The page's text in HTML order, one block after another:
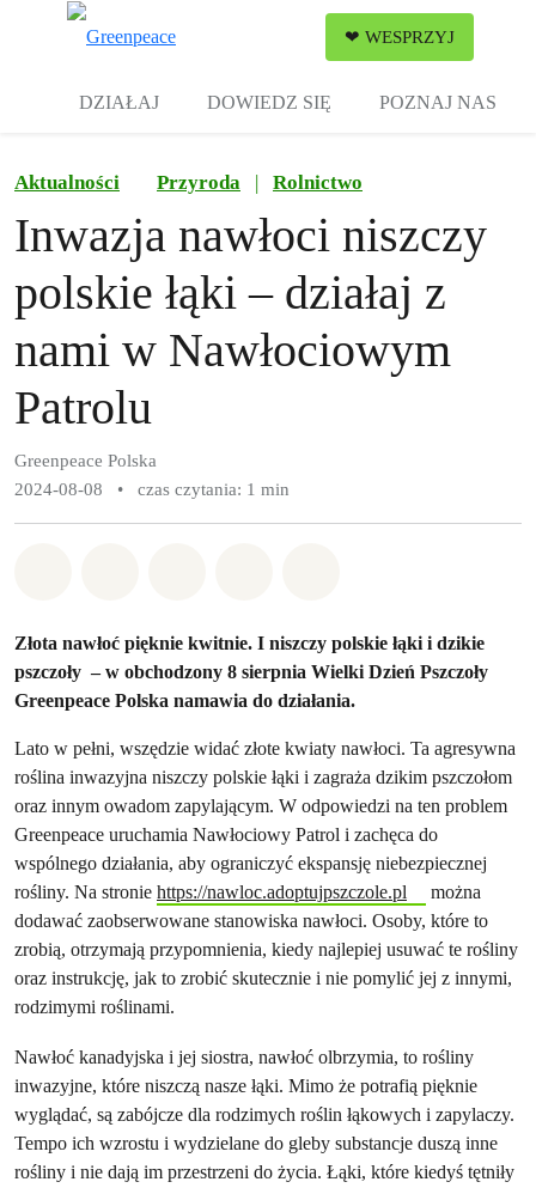
❤ WESPRZYJ
DZIAŁAJ DOWIEDZ SIĘ POZNAJ NAS
Aktualności Przyroda | Rolnictwo
Inwazja nawłoci niszczy
polskie łąki – działaj z
nami w Nawłociowym
Patrolu
Greenpeace Polska
2024-08-08
• czas czytania: 1 min
Złota nawłoć pięknie kwitnie. I niszczy polskie łąki i dzikie
pszczoły – w obchodzony 8 sierpnia Wielki Dzień Pszczoły
Greenpeace Polska namawia do działania.
Lato w pełni, wszędzie widać złote kwiaty nawłoci. Ta agresywna
roślina inwazyjna niszczy polskie łąki i zagraża dzikim pszczołom
oraz innym owadom zapylającym. W odpowiedzi na ten problem
Greenpeace uruchamia Nawłociowy Patrol i zachęca do
wspólnego działania, aby ograniczyć ekspansję niebezpiecznej
rośliny. Na stronie https://nawloc.adoptujpszczole.pl
można
dodawać zaobserwowane stanowiska nawłoci. Osoby, które to
zrobią, otrzymają przypomnienia, kiedy najlepiej usuwać te rośliny
oraz instrukcję, jak to zrobić skutecznie i nie pomylić jej z innymi,
rodzimymi roślinami.
Nawłoć kanadyjska i jej siostra, nawłoć olbrzymia, to rośliny
inwazyjne, które niszczą nasze łąki. Mimo że potrafią pięknie
wyglądać, są zabójcze dla rodzimych roślin łąkowych i zapylaczy.
Tempo ich wzrostu i wydzielane do gleby substancje duszą inne
rośliny i nie dają im przestrzeni do życia. Łąki, które kiedyś tętniły